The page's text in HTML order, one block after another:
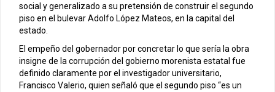
social y generalizado a su pretensión de construir el segundo
piso en el bulevar Adolfo López Mateos, en la capital del
estado.
El empeño del gobernador por concretar lo que sería la obra
insigne de la corrupción del gobierno morenista estatal fue
definido claramente por el investigador universitario,
Francisco Valerio, quien señaló que el segundo piso “es un